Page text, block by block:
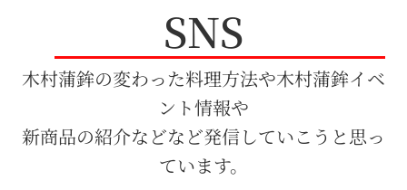
SNS
木村蒲鉾の変わった料理方法や木村蒲鉾イベ
ント情報や
新商品の紹介などなど発信していこうと思っ
ています。